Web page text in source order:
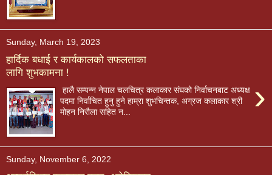
Sunday, March 19, 2023
हार्दिक बधाई र कार्यकालको सफलताका
लागि शुभकामना !
›
हालै सम्पन्न नेपाल चलचित्र कलाकार संघको निर्वाचनबाट अध्यक्ष
पदमा निर्वाचित हुनु हुने हाम्रा शुभचिन्तक, अग्रज कलाकार श्री
मोहन निरौला सहित न...
Sunday, November 6, 2022